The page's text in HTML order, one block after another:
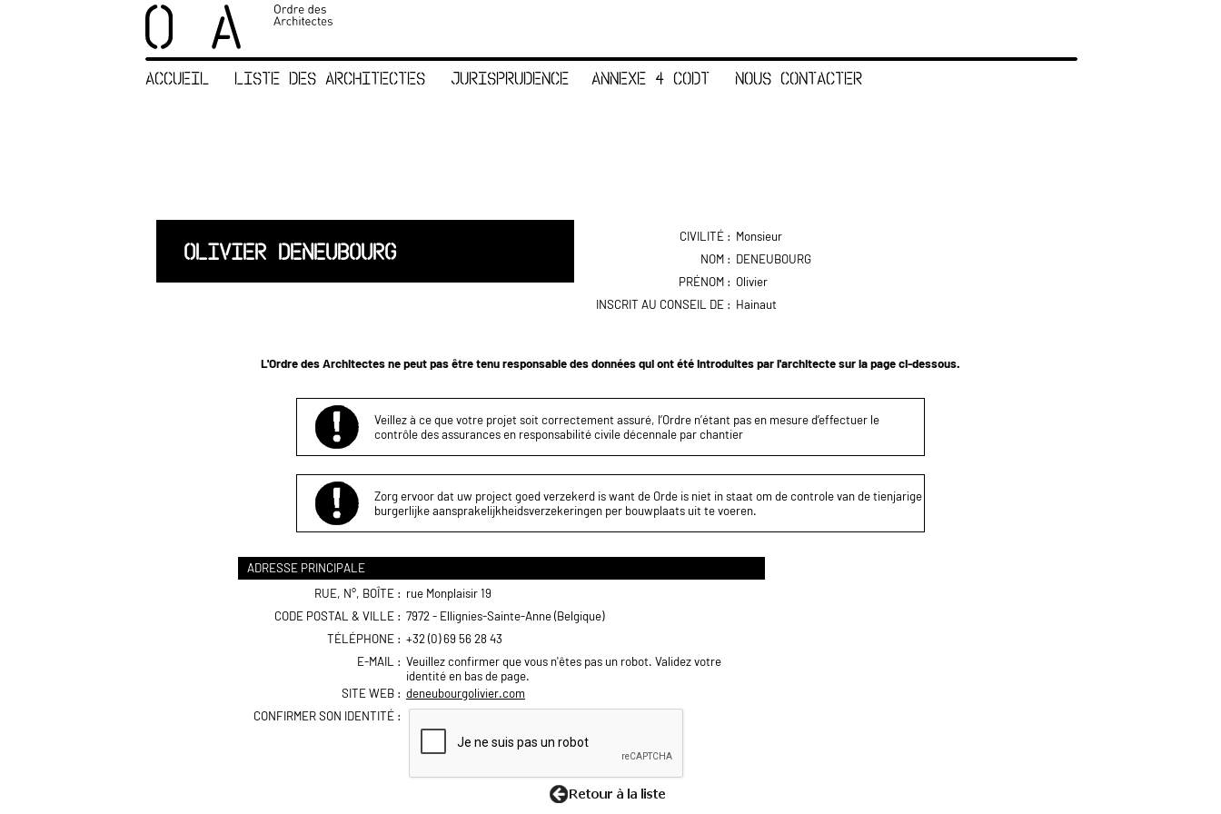
ACCUEIL LISTE DES ARCHITECTES JURISPRUDENCE ANNEXE 4 CODT NOUS CONTACTER
OLIVIER DENEUBOURG
CIVILITÉ : Monsieur
NOM : DENEUBOURG
PRÉNOM : Olivier
INSCRIT AU CONSEIL DE : Hainaut
L'Ordre des Architectes ne peut pas être tenu responsable des données qui ont été introduites par l'architecte sur la page ci-dessous.
Veillez à ce que votre projet soit correctement assuré, l’Ordre n’étant pas en mesure d’effectuer le
contrôle des assurances en responsabilité civile décennale par chantier
Zorg ervoor dat uw project goed verzekerd is want de Orde is niet in staat om de controle van de tienjarige
burgerlijke aansprakelijkheidsverzekeringen per bouwplaats uit te voeren.
ADRESSE PRINCIPALE
RUE, N°, BOÎTE : rue Monplaisir 19
CODE POSTAL & VILLE : 7972 - Ellignies-Sainte-Anne (Belgique)
TÉLÉPHONE : +32 (0) 69 56 28 43
E-MAIL : Veuillez confirmer que vous n'êtes pas un robot. Validez votre
identité en bas de page.
SITE WEB : deneubourgolivier.com
CONFIRMER SON IDENTITÉ :